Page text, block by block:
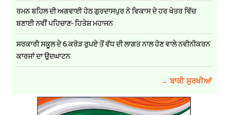
ਰਮਨ ਬਹਿਲ ਦੀ ਅਗਵਾਈ ਹੇਠ ਗੁਰਦਾਸਪੁਰ ਨੇ ਵਿਕਾਸ ਦੇ ਹਰ ਖੇਤਰ ਵਿੱਚ
ਬਣਾਈ ਨਵੀਂ ਪਹਿਚਾਣ- ਹਿਤੇਸ਼ ਮਹਾਜਨ
ਸਰਕਾਰੀ ਸਕੂਲ ਦੇ 6 ਕਰੋੜ ਰੁਪਏ ਤੋਂ ਵੱਧ ਦੀ ਲਾਗਤ ਨਾਲ ਹੋਣ ਵਾਲੇ ਨਵੀਨੀਕਰਨ
ਕਾਰਜਾਂ ਦਾ ਉਦਘਾਟਨ
→ ਬਾਕੀ ਸੁਰਖੀਆਂ